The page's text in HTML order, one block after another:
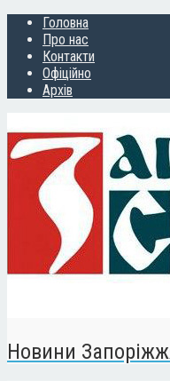
Головна
Про нас
Контакти
Офіційно
Архів
Новини